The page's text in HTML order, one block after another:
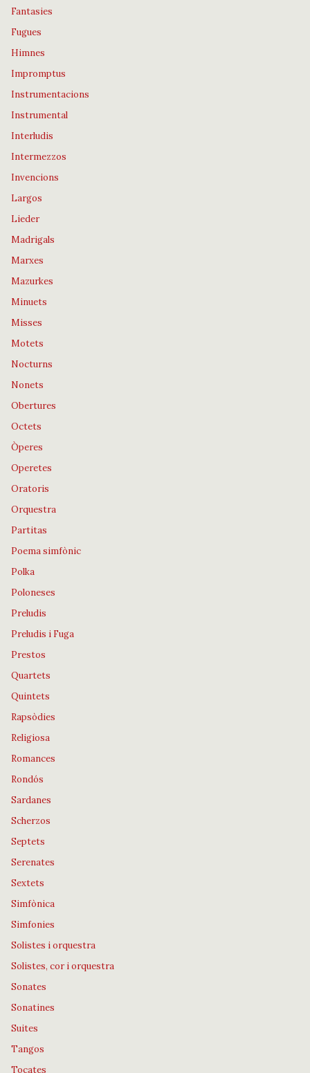
Fantasies
Fugues
Himnes
Impromptus
Instrumentacions
Instrumental
Interludis
Intermezzos
Invencions
Largos
Lieder
Madrigals
Marxes
Mazurkes
Minuets
Misses
Motets
Nocturns
Nonets
Obertures
Octets
Òperes
Operetes
Oratoris
Orquestra
Partitas
Poema simfònic
Polka
Poloneses
Preludis
Preludis i Fuga
Prestos
Quartets
Quintets
Rapsòdies
Religiosa
Romances
Rondós
Sardanes
Scherzos
Septets
Serenates
Sextets
Simfònica
Simfonies
Solistes i orquestra
Solistes, cor i orquestra
Sonates
Sonatines
Suites
Tangos
Tocates